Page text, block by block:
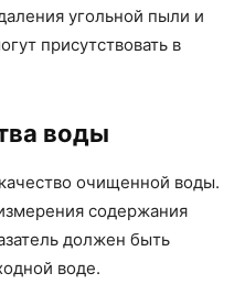
угольной пыли и
присутствовать в
воды
очищенной воды.
содержания
должен быть
воде.